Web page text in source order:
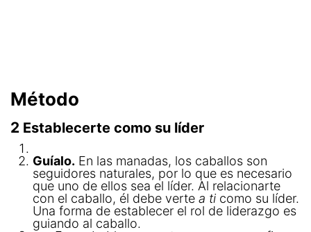
Método
2 Establecerte como su líder
Guíalo. En las manadas, los caballos son
seguidores naturales, por lo que es necesario
que uno de ellos sea el líder. Al relacionarte
con el caballo, él debe verte a ti como su líder.
Una forma de establecer el rol de liderazgo es
guiando al caballo.